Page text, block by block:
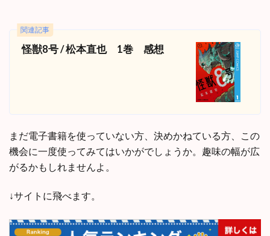
関連記事
怪獣8号 / 松本直也 1巻 感想
まだ電子書籍を使っていない方、決めかねている方、この
機会に一度使ってみてはいかがでしょうか。趣味の幅が広
がるかもしれませんよ。
↓サイトに飛べます。